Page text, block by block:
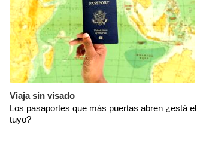
Viaja sin visado
Los pasaportes que más puertas abren ¿está el
tuyo?